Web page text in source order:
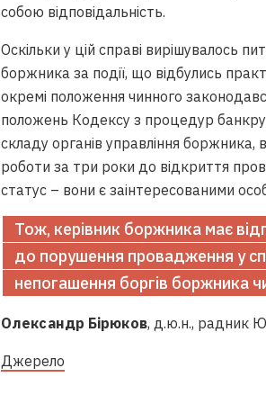
собою відповідальність.
Оскільки у цій справі вирішувалось
боржника за події, що відбулись
окремі положення чинного
положень Кодексу з процедур
складу органів управління боржника,
роботи за три роки до відкриття
статус – вони є заінтересованими
Тож, керівник боржника має
до порушення провадження у
непогашення боргів боржника
Олександр Бірюков, д.ю.н., радник
Джерело